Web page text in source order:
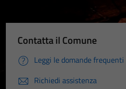
Contatta il Comune
Leggi le domande frequenti
Richiedi assistenza